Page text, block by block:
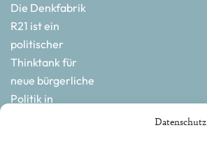
Datenschutz
Die Denkfabrik
R21 ist ein
politischer
Thinktank für
neue bürgerliche
Politik in